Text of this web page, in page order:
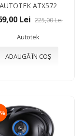
AUTOTEK ATX572
Lei 225,00 Lei
Autotek
ADAUGĂ ÎN COȘ